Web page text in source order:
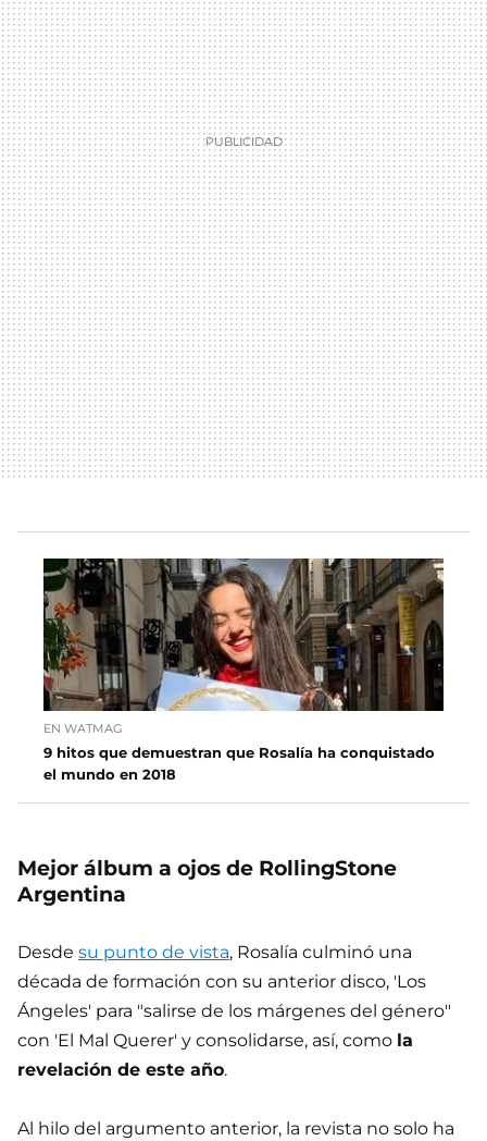
EN WATMAG
9 hitos que demuestran que Rosalía ha conquistado
el mundo en 2018
Mejor álbum a ojos de RollingStone
Argentina
Desde su punto de vista, Rosalía culminó una
década de formación con su anterior disco, 'Los
Ángeles' para "salirse de los márgenes del género"
con 'El Mal Querer' y consolidarse, así, como la
revelación de este año.
Al hilo del argumento anterior, la revista no solo ha